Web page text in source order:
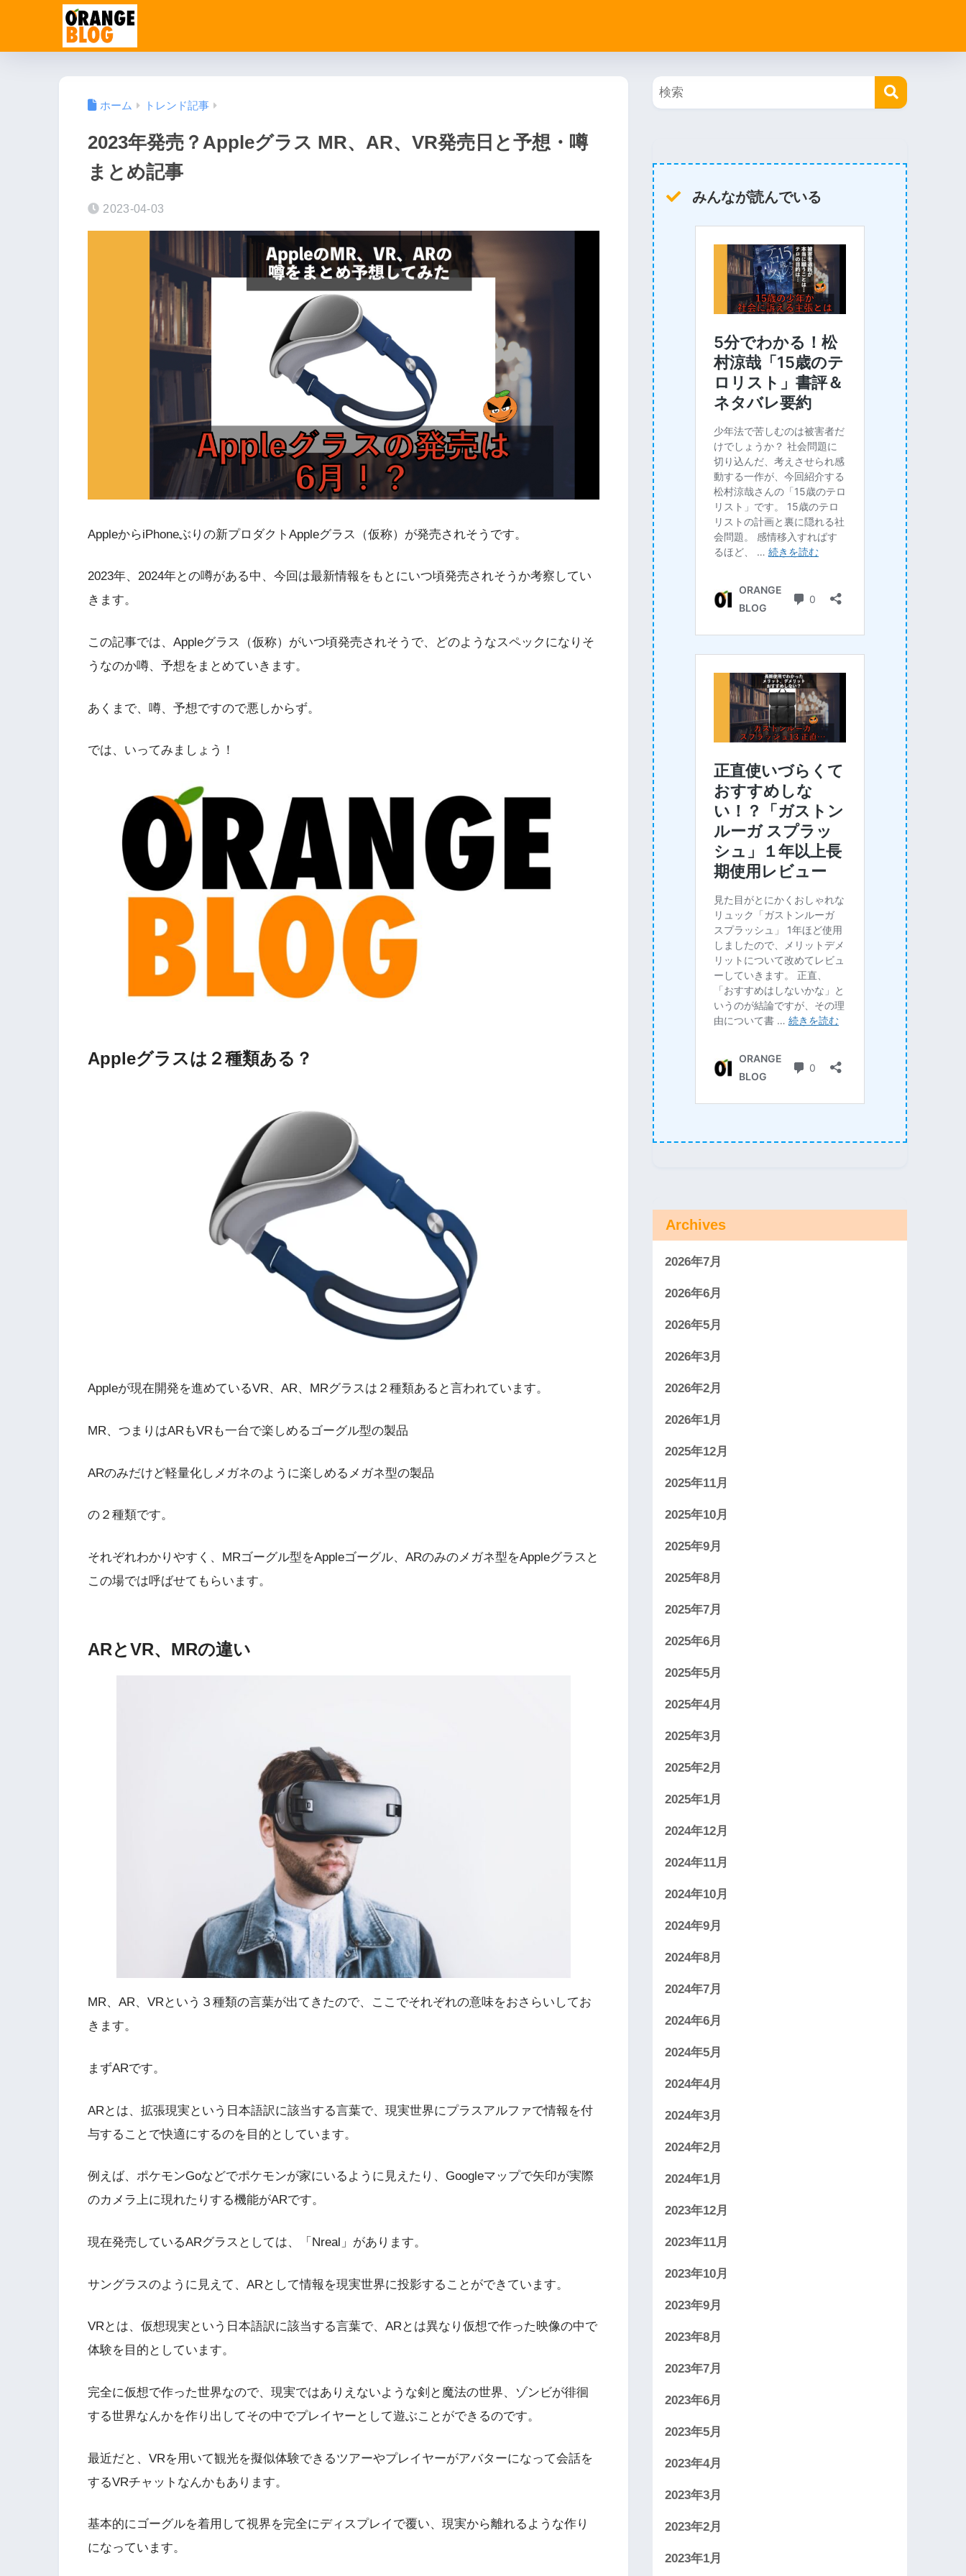
ホーム トレンド記事
2023年発売？Appleグラス MR、AR、VR発売日と予想・噂
まとめ記事
2023-04-03
AppleからiPhoneぶりの新プロダクトAppleグラス（仮称）が発売されそうです。
2023年、2024年との噂がある中、今回は最新情報をもとにいつ頃発売されそうか考察してい
きます。
この記事では、Appleグラス（仮称）がいつ頃発売されそうで、どのようなスペックになりそ
うなのか噂、予想をまとめていきます。
あくまで、噂、予想ですので悪しからず。
では、いってみましょう！
Appleグラスは２種類ある？
Appleが現在開発を進めているVR、AR、MRグラスは２種類あると言われています。
MR、つまりはARもVRも一台で楽しめるゴーグル型の製品
ARのみだけど軽量化しメガネのように楽しめるメガネ型の製品
の２種類です。
それぞれわかりやすく、MRゴーグル型をAppleゴーグル、ARのみのメガネ型をAppleグラスと
この場では呼ばせてもらいます。
ARとVR、MRの違い
MR、AR、VRという３種類の言葉が出てきたので、ここでそれぞれの意味をおさらいしてお
きます。
まずARです。
ARとは、拡張現実という日本語訳に該当する言葉で、現実世界にプラスアルファで情報を付
与することで快適にするのを目的としています。
例えば、ポケモンGoなどでポケモンが家にいるように見えたり、Googleマップで矢印が実際
のカメラ上に現れたりする機能がARです。
現在発売しているARグラスとしては、「Nreal」があります。
サングラスのように見えて、ARとして情報を現実世界に投影することができています。
VRとは、仮想現実という日本語訳に該当する言葉で、ARとは異なり仮想で作った映像の中で
体験を目的としています。
完全に仮想で作った世界なので、現実ではありえないような剣と魔法の世界、ゾンビが徘徊
する世界なんかを作り出してその中でプレイヤーとして遊ぶことができるのです。
最近だと、VRを用いて観光を擬似体験できるツアーやプレイヤーがアバターになって会話を
するVRチャットなんかもあります。
基本的にゴーグルを着用して視界を完全にディスプレイで覆い、現実から離れるような作り
になっています。
みんなが読んでいる
Archives
2026年7月
2026年6月
2026年5月
2026年3月
2026年2月
2026年1月
2025年12月
2025年11月
2025年10月
2025年9月
2025年8月
2025年7月
2025年6月
2025年5月
2025年4月
2025年3月
2025年2月
2025年1月
2024年12月
2024年11月
2024年10月
2024年9月
2024年8月
2024年7月
2024年6月
2024年5月
2024年4月
2024年3月
2024年2月
2024年1月
2023年12月
2023年11月
2023年10月
2023年9月
2023年8月
2023年7月
2023年6月
2023年5月
2023年4月
2023年3月
2023年2月
2023年1月